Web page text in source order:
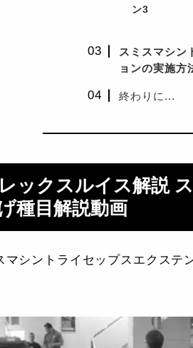
ン3
スミスマシン
ョンの実施方
終わりに...
ックスルイス解説
種目解説動画
マシントライセップスエクステ